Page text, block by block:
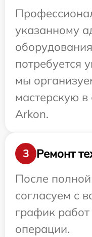
указанному
потребуется
мы
мастерскую
Arkon.
3
Ремонт
После
согласуем с
график
операции.